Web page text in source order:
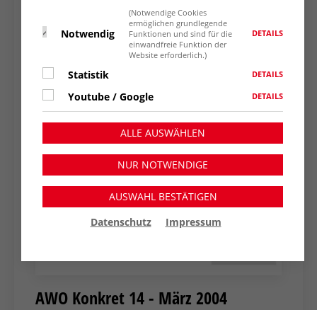
AWO Konkret 14 - März 2004
Notwendig
(Notwendige Cookies
ermöglichen grundlegende
Funktionen und sind für die
einwandfreie Funktion der
Website erforderlich.)
DETAILS
Statistik DETAILS
Youtube / Google DETAILS
ALLE AUSWÄHLEN
NUR NOTWENDIGE
AUSWAHL BESTÄTIGEN
Datenschutz
Impressum